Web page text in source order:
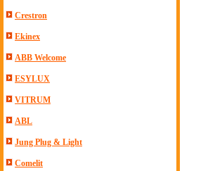
Crestron
Ekinex
ABB Welcome
ESYLUX
VITRUM
ABL
Jung Plug & Light
Comelit